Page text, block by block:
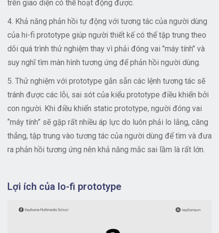
trên giao diện có thể hoạt động được.
4. Khả năng phản hồi tự động với tương tác của người dùng
của hi-fi prototype giúp người thiết kế có thể tập trung theo
dõi quá trình thử nghiệm thay vì phải đóng vai "máy tính" và
suy nghĩ tìm màn hình tương ứng để phản hồi người dùng.
5. Thử nghiệm với prototype gắn sẵn các lệnh tương tác sẽ
tránh được các lỗi, sai sót của kiểu prototype điều khiển bởi
con người. Khi điều khiển static prototype, người đóng vai
“máy tính” sẽ gặp rất nhiều áp lực do luôn phải lo lắng, căng
thẳng, tập trung vào tương tác của người dùng để tìm và đưa
ra phản hồi tương ứng nên khả năng mắc sai lầm là rất lớn.
Lợi ích của lo-fi prototype